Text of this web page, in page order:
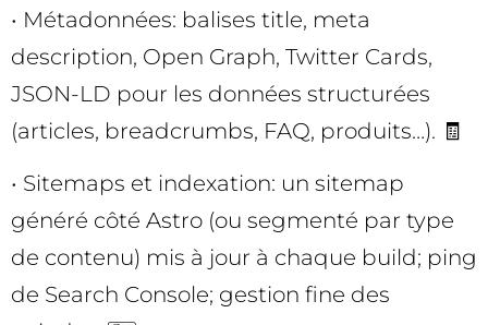
• Métadonnées: balises title, meta
description, Open Graph, Twitter Cards,
JSON-LD pour les données structurées
(articles, breadcrumbs, FAQ, produits…). 🧾
• Sitemaps et indexation: un sitemap
généré côté Astro (ou segmenté par type
de contenu) mis à jour à chaque build; ping
de Search Console; gestion fine des